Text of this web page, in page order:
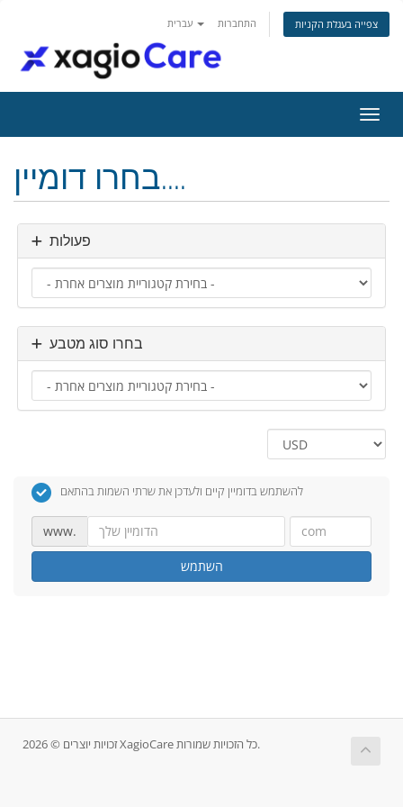
התחברות צפייה בעגלת הקניות
בחרו דומיין....
פעולות
בחרו סוג מטבע
להשתמש בדומיין קיים ולעדכן את שרתי השמות בהתאם
www.
השתמש
זכויות יוצרים © 2026 XagioCare כל הזכויות שמורות.